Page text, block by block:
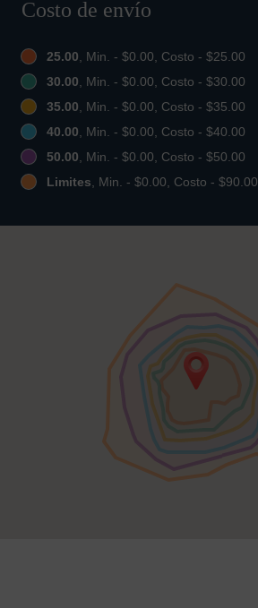
Costo de envío
25.00, Min. - $0.00, Costo - $25.00
30.00, Min. - $0.00, Costo - $30.00
35.00, Min. - $0.00, Costo - $35.00
40.00, Min. - $0.00, Costo - $40.00
50.00, Min. - $0.00, Costo - $50.00
Limites, Min. - $0.00, Costo - $90.00